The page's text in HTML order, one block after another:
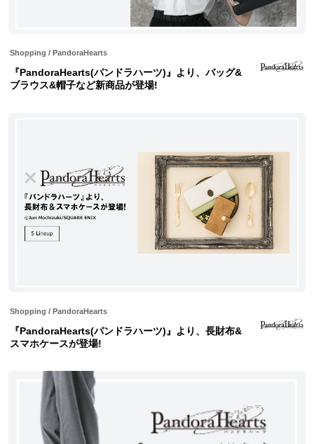
Shopping / PandoraHearts
『PandoraHearts(パンドラハーツ)』より、バッグ&
ブラウス&帽子など新商品が登場!
Shopping / PandoraHearts
『PandoraHearts(パンドラハーツ)』より、長財布&
スマホケースが登場!